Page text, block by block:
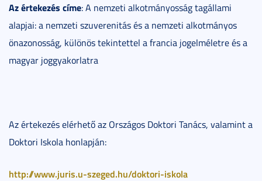
Az értekezés címe: A nemzeti alkotmányosság tagállami
alapjai: a nemzeti szuverenitás és a nemzeti alkotmányos
önazonosság, különös tekintettel a francia jogelméletre és a
magyar joggyakorlatra
Az értekezés elérhető az Országos Doktori Tanács, valamint a
Doktori Iskola honlapján:
http://www.juris.u-szeged.hu/doktori-iskola